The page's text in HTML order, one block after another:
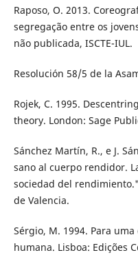
Raposo, O. 2013.
segregação entre os
não publicada, ISCTE-IUL.
Resolución 58/5 de la
Rojek, C. 1995.
theory. London: Sage
Sánchez Martín, R., e J.
sano al cuerpo rendidor.
sociedad del
de Valencia.
Sérgio, M. 1994. Para
humana. Lisboa: Edições